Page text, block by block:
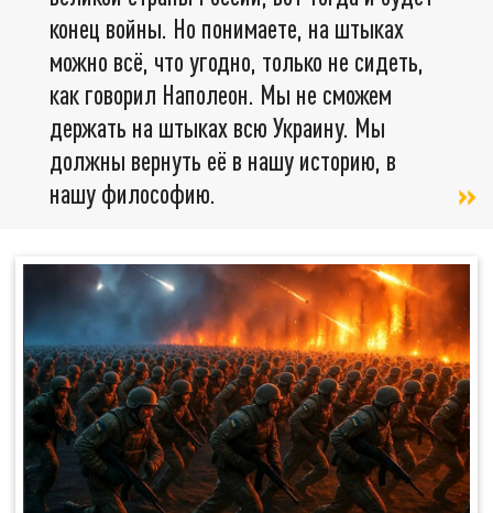
конец войны. Но понимаете, на штыках
можно всё, что угодно, только не сидеть,
как говорил Наполеон. Мы не сможем
держать на штыках всю Украину. Мы
должны вернуть её в нашу историю, в
нашу философию.